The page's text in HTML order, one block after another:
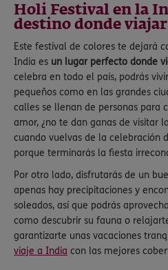
Holi Festival en la
destino donde
Este festival de colores te dejará
India es un lugar perfecto donde
celebra en todo el país, podrás
pequeños como en las grandes
calles se llenan de personas para
amor, ¿no te dan ganas de visitar
cuando vuelvas de la celebración
porque terminarás la fiesta
Por otro lado, disfrutarás de un
apenas hay precipitaciones y
soleados, así que podrás
como descubrir su fauna o
garantizarte unas vacaciones
viaje a India con las mejores